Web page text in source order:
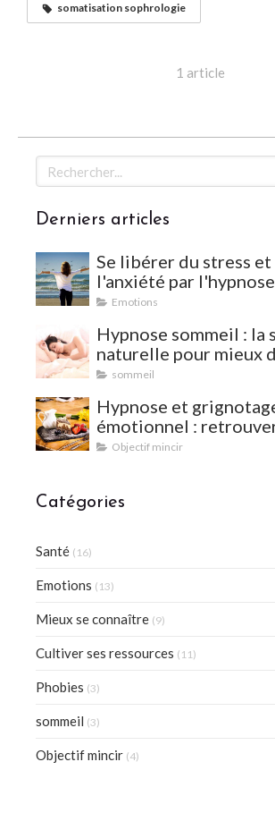
somatisation sophrologie
1 article
Rechercher
Derniers articles
Se libérer du stress et
l'anxiété par l'hypnose
Emotions
Hypnose sommeil : la
naturelle pour mieux
vaincre les insomnies
sommeil
Hypnose et
émotionnel :
et l'équilibre
Objectif mincir
Catégories
Santé (16)
Emotions (13)
Mieux se connaître (9)
Cultiver ses ressources (11)
Phobies (3)
sommeil (3)
Objectif mincir (4)